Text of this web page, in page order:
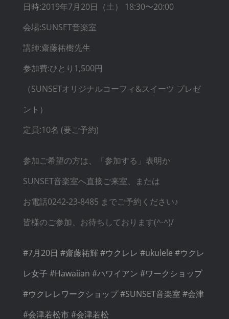
日時:2019年7月20日（土） 18:30〜20:00
会場:SUNSET音楽室
講師:齋藤祐樹先生
参加費:ひとり1,500円
（SUNSETオリジナルコーフィ&スイーツ プレゼ
ント）
定員:10名 (要ご予約)
参加ご希望の方は、「参加する」表明か
SUNSET音楽室へ直接ご来室、または
お電話0242-23-8485 までご予約ください♪
皆様のご参加、お待ちしております(^-^)/
#7月20日 #齋藤祐輝 #ウクレレ #ukulele #ウクレ
レ女子 #Hawaiian #ハワイアン #ワークショップ
#ウクレレワークショップ#SUNSET音楽室 #会津
#会津若松市#会津若松